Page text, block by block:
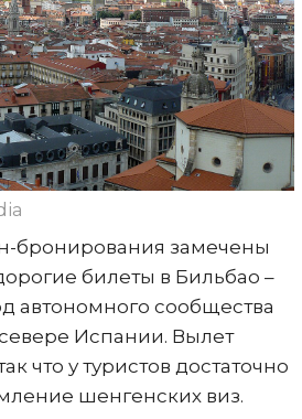
бронирования замечены
билеты в Бильбао –
автономного сообщества
Испании. Вылет
что у туристов достаточно
шенгенских виз.